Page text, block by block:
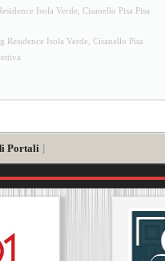
Residence Isola Verde, Cisanello Pisa Pisa
Residence Isola Verde, Cisanello Pisa
Portali ]